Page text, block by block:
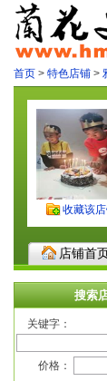
首页 > 特色店铺 >
收藏该
店铺首
搜索
关键字：
价格：